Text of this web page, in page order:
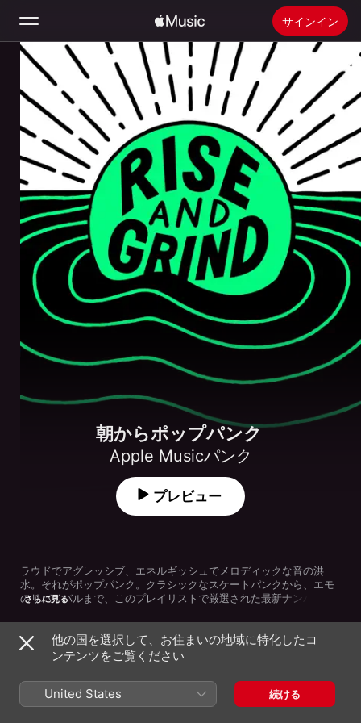
サインイン
検索
ホーム
新着おすすめ
ラジオ
Apple Musicをインストール
朝からポップパンク
Apple Musicパンク
ラウドでアグレッシブ、エネルギッシュでメロディックな音の洪
水。それがポップパンク。クラシックなスケートパンクから、エモ
のリバイバルまで、このプレイリストで厳選された最新ナンバーを
の曲はライブラリに追加してください。
さらに見る
プレビュー
曲
Outsourced Soul
Friends with you
他の国を選択して、お住まいの地域に特化したコ
ンテンツをご覧ください
United States 続ける